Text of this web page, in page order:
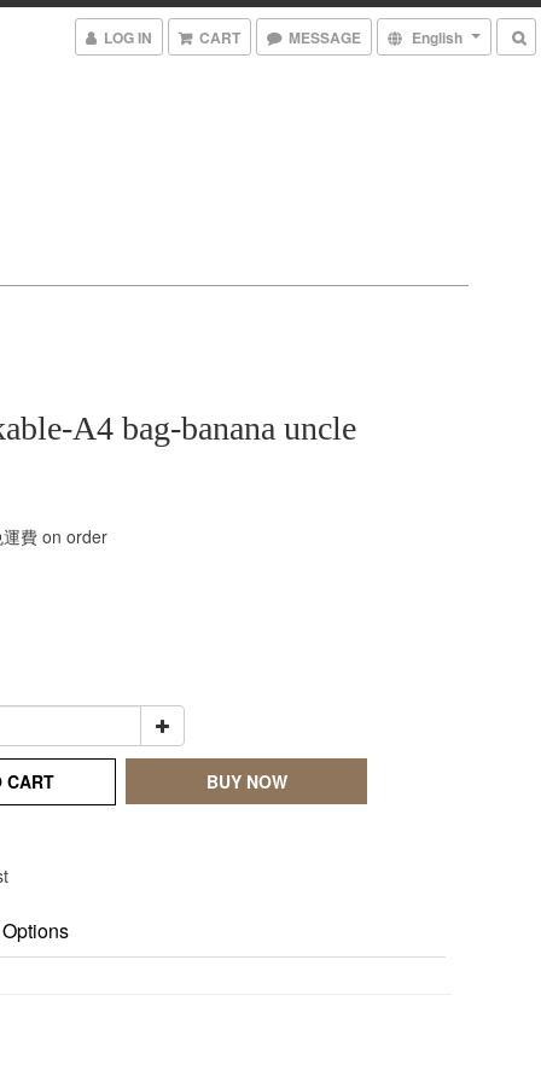
LOG IN CART MESSAGE English
A4 bag-banana uncle
費 on order
CART BUY NOW